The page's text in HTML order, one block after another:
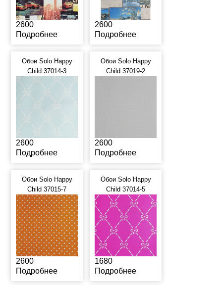
2600
Подробнее
2600
Подробнее
Обои Solo Happy
Child 37014-3
2600
Подробнее
Обои Solo Happy
Child 37019-2
2600
Подробнее
Обои Solo Happy
Child 37015-7
2600
Подробнее
Обои Solo Happy
Child 37014-5
1680
Подробнее